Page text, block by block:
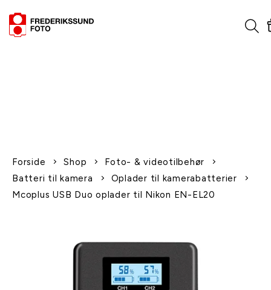
Forside Shop
Foto- & videotilbehør
Batteri til kamera
Oplader til kamerabatterier
Mcoplus USB Duo oplader til Nikon EN-EL20